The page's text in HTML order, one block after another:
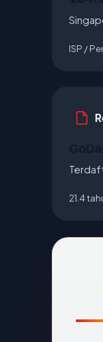
ISP /
21.4